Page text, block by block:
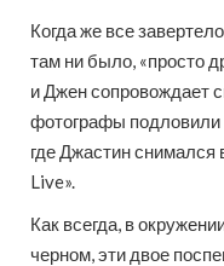
Когда же все
там ни было, «просто
и Джен сопровождает
фотографы подловили
где Джастин снимался
Live».
Как всегда, в
черном, эти двое